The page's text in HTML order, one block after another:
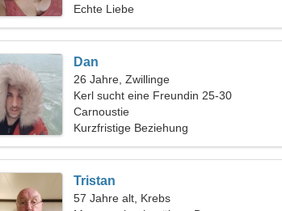
Echte Liebe
Dan
26 Jahre, Zwillinge
Kerl sucht eine Freundin 25-30
Carnoustie
Kurzfristige Beziehung
Tristan
57 Jahre alt, Krebs